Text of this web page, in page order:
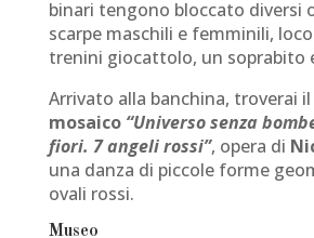
binari tengono bloccato diversi
scarpe maschili e femminili,
trenini giocattolo, un soprabito
Arrivato alla banchina, troverai il
mosaico “Universo senza
fiori. 7 angeli rossi”, opera di
una danza di piccole forme
ovali rossi.
Museo